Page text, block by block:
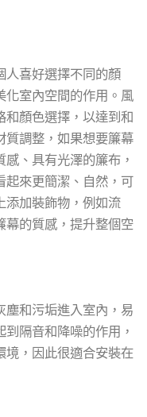
人喜好選擇不同的顏
化室內空間的作用。風
和顏色選擇，以達到和
質調整，如果想要簾幕
、具有光澤的簾布，
起來更簡潔、自然，可
添加裝飾物，例如流
幕的質感，提升整個空
塵和污垢進入室內，易
隔音和降噪的作用，
境，因此很適合安裝在